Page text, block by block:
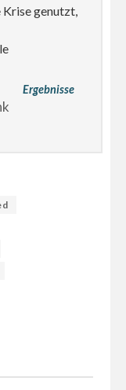
genutzt,
Ergebnisse